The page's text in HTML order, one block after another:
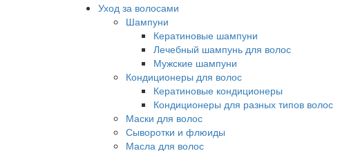
Уход за волосами
Шампуни
Кератиновые шампуни
Лечебный шампунь для волос
Мужские шампуни
Кондиционеры для волос
Кератиновые кондиционеры
Кондиционеры для разных типов волос
Маски для волос
Сыворотки и флюиды
Масла для волос